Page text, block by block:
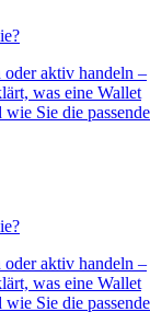
aktiv handeln –
was eine Wallet
Sie die passende
aktiv handeln –
was eine Wallet
Sie die passende